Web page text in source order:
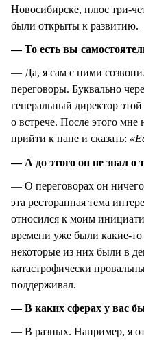
Новосибирске, плюс три-
были открыты к развитию.
— То есть вы
— Да, я сам с ними
переговоры. Буквально
генеральный директор
о встрече. После этого мне
прийти к папе и сказать:
— А до этого он не знал
— О переговорах он ничего
эта ресторанная тема
относился к моим
времени уже были какие-
некоторые из них были в
катастрофически
поддерживал.
— В каких сферах у вас
— В разных. Например, я